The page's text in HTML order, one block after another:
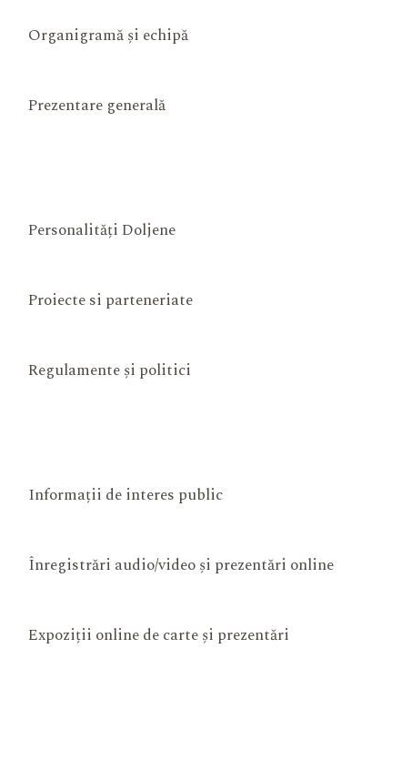
Organigramă și echipă
Prezentare generală
Personalități Doljene
Proiecte si parteneriate
Regulamente și politici
Informații de interes public
Înregistrări audio/video și prezentări online
Expoziții online de carte și prezentări